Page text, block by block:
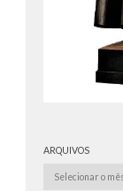
ARQUIVOS
Arquivos